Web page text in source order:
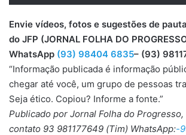
Envie vídeos, fotos e sugestões de
do JFP (JORNAL FOLHA DO
WhatsApp (93) 98404 6835– (93)
“Informação publicada é informação
chegar até você, um grupo de pessoas
Seja ético. Copiou? Informe a fonte.”
Publicado por Jornal Folha do Progresso,
contato 93 981177649 (Tim) WhatsApp:-